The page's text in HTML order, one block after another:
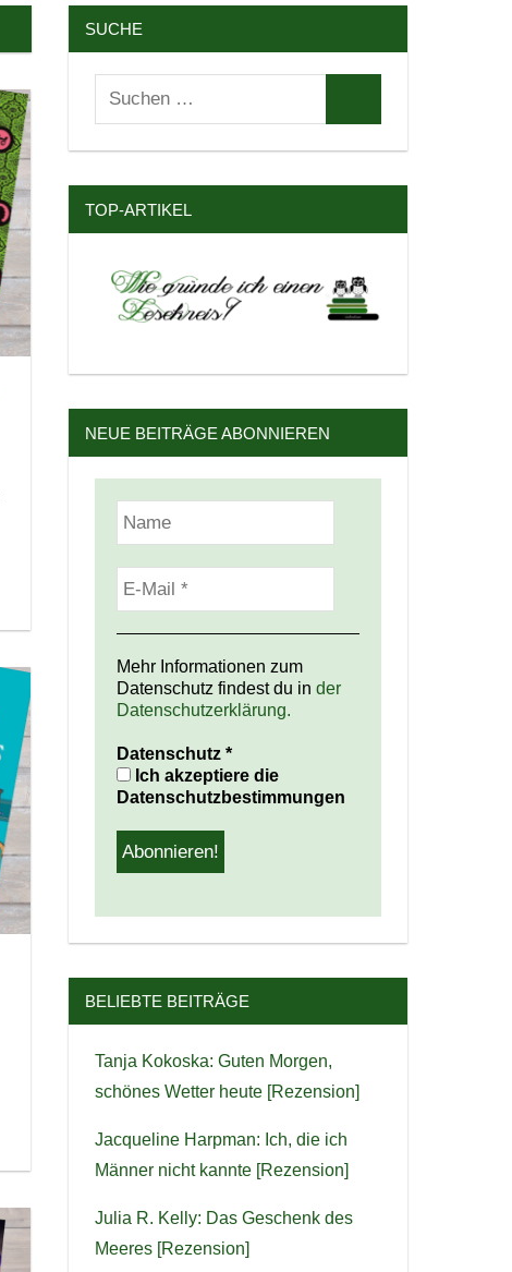
SUCHE
Suchen
nach:
TOP-ARTIKEL
NEUE BEITRÄGE ABONNIEREN
Mehr Informationen zum
Datenschutz findest du in der
Datenschutzerklärung.
Datenschutz *
Ich akzeptiere die
Datenschutzbestimmungen
BELIEBTE BEITRÄGE
Tanja Kokoska: Guten Morgen,
schönes Wetter heute [Rezension]
Jacqueline Harpman: Ich, die ich
Männer nicht kannte [Rezension]
Julia R. Kelly: Das Geschenk des
Meeres [Rezension]